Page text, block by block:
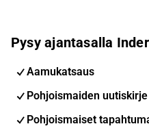
Pysy ajantasalla
Aamukatsaus
Pohjoismaiden uutiskirje
Pohjoismaiset